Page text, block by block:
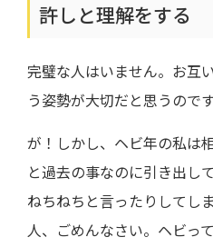
許しと理解をする
完璧な人はいません。お互
う姿勢が大切だと思うのです
が！しかし、ヘビ年の私は
と過去の事なのに引き出し
ねちねちと言ったりして
人、ごめんなさい。ヘビっ